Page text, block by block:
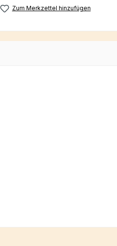
Zum Merkzettel hinzufügen